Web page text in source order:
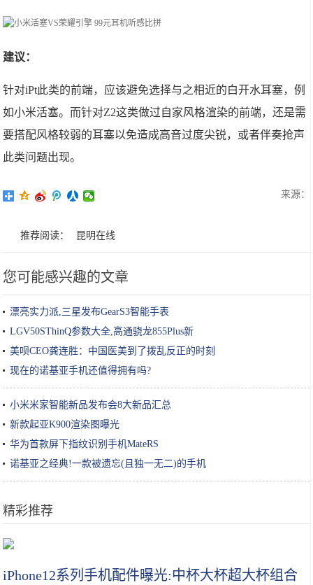
建议：
针对iPt此类的前端，应该避免选择与之相近的白开水耳塞，例
如小米活塞。而针对Z2这类做过自家风格渲染的前端，还是需
要搭配风格较弱的耳塞以免造成高音过度尖锐，或者伴奏抢声
此类问题出现。
来源：
推荐阅读： 昆明在线
您可能感兴趣的文章
漂亮实力派,三星发布GearS3智能手表
LGV50SThinQ参数大全,高通骁龙855Plus新
美呗CEO龚连胜：中国医美到了拨乱反正的时刻
现在的诺基亚手机还值得拥有吗?
小米米家智能新品发布会8大新品汇总
新款起亚K900渲染图曝光
华为首款屏下指纹识别手机MateRS
诺基亚之经典!一款被遗忘(且独一无二)的手机
精彩推荐
iPhone12系列手机配件曝光:中杯大杯超大杯组合